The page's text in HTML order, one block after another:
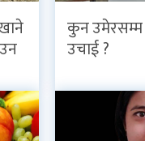
कुन
उचाई ?